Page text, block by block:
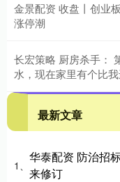
金景配资 收盘丨创业
涨停潮
长宏策略 厨房杀手：
水，现在家里有个比我
最新文章
1、
华泰配资 防治招
来修订